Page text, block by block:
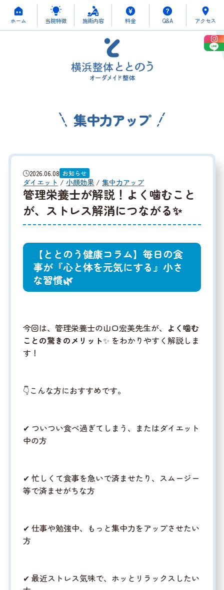
ホーム 当院特徴 施術内容 料金 Q&A アクセス
集中力アップ
2026.06.08 お知らせ
ダイエット /小顔効果 /集中力アップ
管理栄養士が解説！よく噛むこと
が、ストレス解消につながる✨
【ととのう健康コラム】毎日の食
事が『心と体を元気にする』小さ
な習慣🌿
今回は、管理栄養士の山口宏美先生が、
よく噛む
ことの驚きのメリット✨ をわかりやすく解説しま
す！
👇こんな方におすすめです。
✔ ついつい食べ過ぎてしまう、またはダイエット
中の方
✔ 忙しくて食事を急いで済ませたり、スムージー
等で済ませがちな方
✔ 仕事や勉強中、もっと集中力をアップさせたい
方
✔ 最近ストレス気味で、ホッとリラックスしたい